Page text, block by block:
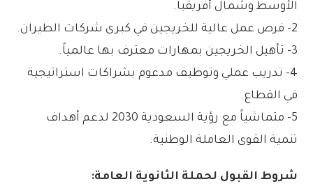
الأوسط وشمال أفريقيا.
2- فرص عمل عالية للخريجين في كبرى شركات الطيران.
3- تأهيل الخريجين بمهارات معترف بها عالمياً.
4- تدريب عملي وتوظيف مدعوم بشراكات استراتيجية
في القطاع.
5- متماشياً مع رؤية السعودية 2030 لدعم أهداف
تنمية القوى العاملة الوطنية.
شروط القبول لحملة الثانوية العامة: